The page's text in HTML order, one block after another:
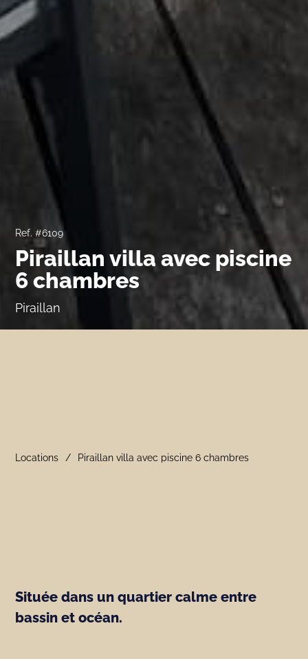
Ref. #6109
Piraillan villa avec piscine
6 chambres
Piraillan
Locations Piraillan villa avec piscine 6 chambres
Située dans un quartier calme entre
bassin et océan.